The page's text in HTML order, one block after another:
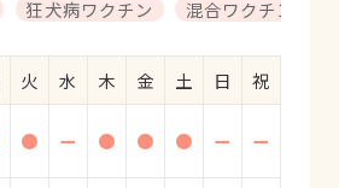
狂犬病ワクチン 混合ワクチン
火 水 木 金 土 日
祝
● ー ● ● ● ー ー